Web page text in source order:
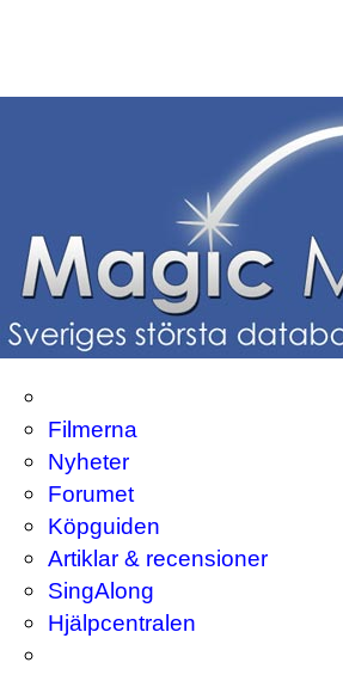
Filmerna
Nyheter
Forumet
Köpguiden
Artiklar & recensioner
SingAlong
Hjälpcentralen